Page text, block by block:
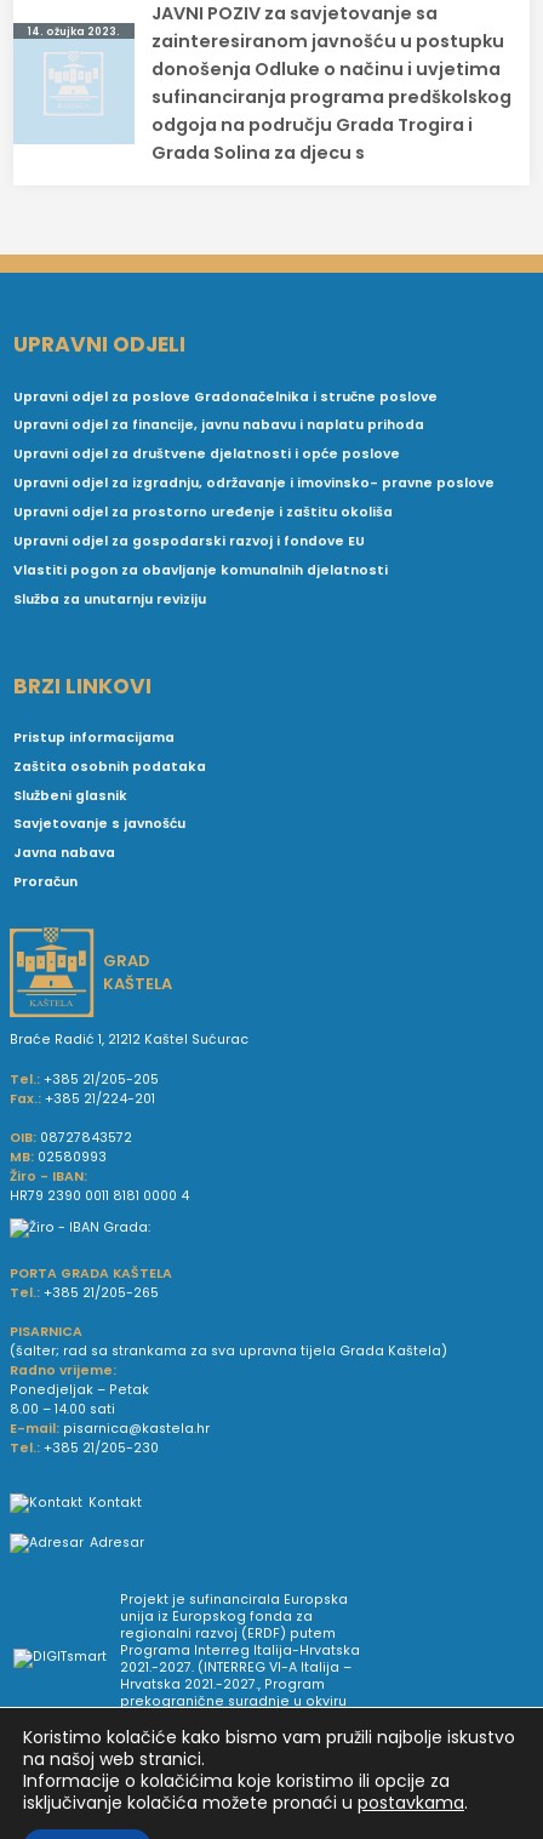
14. ožujka 2023.
JAVNI POZIV za savjetovanje sa
zainteresiranom javnošću u postupku
donošenja Odluke o načinu i uvjetima
sufinanciranja programa predškolskog
odgoja na području Grada Trogira i
Grada Solina za djecu s
UPRAVNI ODJELI
Upravni odjel za poslove Gradonačelnika i stručne poslove
Upravni odjel za financije, javnu nabavu i naplatu prihoda
Upravni odjel za društvene djelatnosti i opće poslove
Upravni odjel za izgradnju, održavanje i imovinsko- pravne poslove
Upravni odjel za prostorno uređenje i zaštitu okoliša
Upravni odjel za gospodarski razvoj i fondove EU
Vlastiti pogon za obavljanje komunalnih djelatnosti
Služba za unutarnju reviziju
BRZI LINKOVI
Pristup informacijama
Zaštita osobnih podataka
Službeni glasnik
Savjetovanje s javnošću
Javna nabava
Proračun
GRAD
KAŠTELA
Braće Radić 1, 21212 Kaštel Sućurac
Tel.: +385 21/205-205
Fax.: +385 21/224-201
OIB: 08727843572
MB: 02580993
Žiro - IBAN:
HR79 2390 0011 8181 0000 4
PORTA GRADA KAŠTELA
Tel.: +385 21/205-265
PISARNICA
(šalter; rad sa strankama za sva upravna tijela Grada Kaštela)
Radno vrijeme:
Ponedjeljak – Petak
8.00 – 14.00 sati
E-mail: pisarnica@kastela.hr
Tel.: +385 21/205-230
Kontakt
Adresar
Projekt je sufinancirala Europska
unija iz Europskog fonda za
regionalni razvoj (ERDF) putem
Programa Interreg Italija-Hrvatska
2021.-2027. (INTERREG VI-A Italija –
Hrvatska 2021.-2027., Program
prekogranične suradnje u okviru
Arhiva novosti Uvjeti korištenja Impressum
Pravne informacije i pravila privatnosti
Koristimo kolačiće kako bismo vam pružili najbolje iskustvo
na našoj web stranici.
Informacije o kolačićima koje koristimo ili opcije za
isključivanje kolačića možete pronaći u postavkama.